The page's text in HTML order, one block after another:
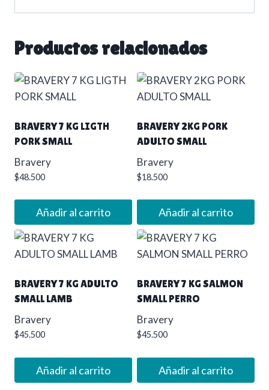
Productos relacionados
BRAVERY 7 KG LIGTH
PORK SMALL
Bravery
$48.500
Añadir al carrito
BRAVERY 2KG PORK
ADULTO SMALL
Bravery
$18.500
Añadir al carrito
BRAVERY 7 KG ADULTO
SMALL LAMB
Bravery
$45.500
Añadir al carrito
BRAVERY 7 KG SALMON
SMALL PERRO
Bravery
$45.500
Añadir al carrito